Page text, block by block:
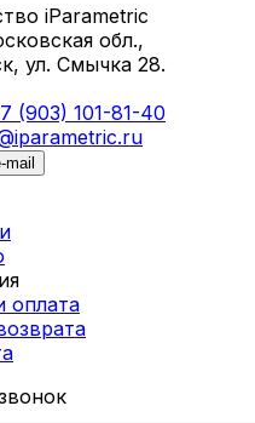
iParametric
обл.,
ул. Смычка 28.
(903) 101-81-40
mail
оплата